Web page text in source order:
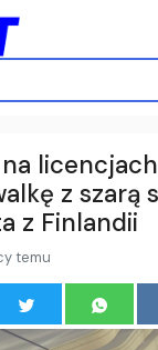
z szarą
z Finlandii
temu